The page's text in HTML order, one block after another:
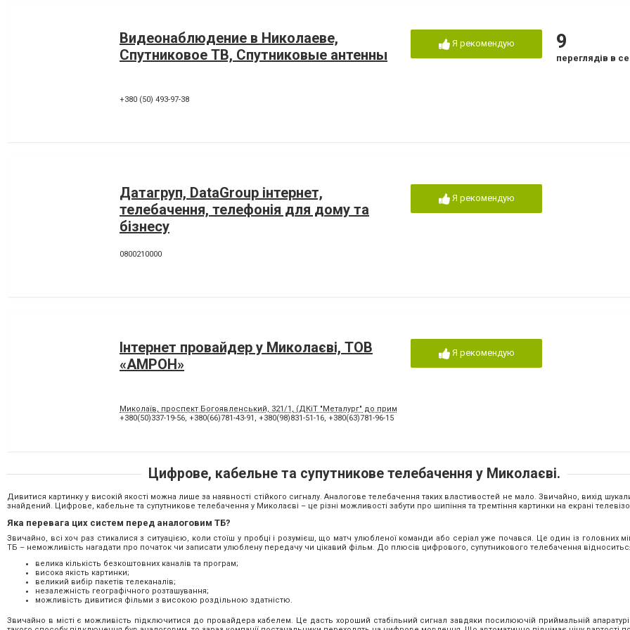
Видеонаблюдение в Николаеве,
Спутниковое ТВ, Спутниковые антенны
+380 (50) 493-97-38
Я рекомендую 9
переглядів в
Датагруп, DataGroup інтернет,
телебачення, телефонія для дому та
бізнесу
0800210000
Я рекомендую
Інтернет провайдер у Миколаєві, ТОВ
«АМРОН»
Миколаїв, проспект Богоявленський, 321/1, (ДКіТ "Металург" до приміщення телекомпанії "НОРМА") - обслуговування
+380(50)337-19-56, +380(66)781-43-91 , +380(98)831-51-16, +380(63)781-96-15
Я рекомендую
Цифрове, кабельне та супутникове телебачення у Миколаєві.
Дивитися картинку у високій якості можна лише за наявності стійкого сигналу. Аналогове телебачення таких властивостей не мало. Звичайно, вихід
знайдений. Цифрове, кабельне та супутникове телебачення у Миколаєві – це різні можливості забути про шипіння та тремтіння картинки на екрані
Яка перевага цих систем перед аналоговим ТБ?
Звичайно, всі хоч раз стикалися з ситуацією, коли стоїш у пробці і розумієш, що матч улюбленої команди або серіал уже почався. Це один із головних
ТБ – неможливість нагадати про початок чи записати улюблену передачу чи цікавий фільм. До плюсів цифрового, супутникового телебачення
велика кількість безкоштовних каналів та програм;
висока якість картинки;
великий вибір пакетів телеканалів;
незалежність географічного розташування;
можливість дивитися фільми з високою роздільною здатністю.
Звичайно в місті є можливість підключитися до провайдера кабелем. Це дасть хороший стабільний сигнал завдяки посилюючій приймальній